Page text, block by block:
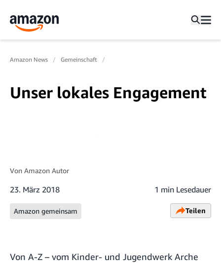
Amazon News Gemeinschaft
Unser lokales Engagement
Von Amazon Autor
23. März 2018 1 min Lesedauer
Amazon gemeinsam Teilen
Von A-Z – vom Kinder- und Jugendwerk Arche